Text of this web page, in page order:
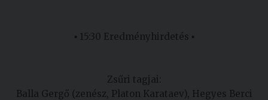
▪ 15:30 Eredményhirdetés ▪
Zsűri tagjai:
Balla Gergő (zenész, Platon Karataev), Hegyes Berci